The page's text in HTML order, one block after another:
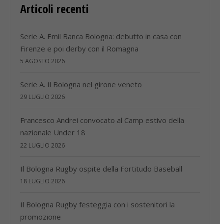
Articoli recenti
Serie A. Emil Banca Bologna: debutto in casa con
Firenze e poi derby con il Romagna
5 AGOSTO 2026
Serie A. Il Bologna nel girone veneto
29 LUGLIO 2026
Francesco Andrei convocato al Camp estivo della
nazionale Under 18
22 LUGLIO 2026
Il Bologna Rugby ospite della Fortitudo Baseball
18 LUGLIO 2026
Il Bologna Rugby festeggia con i sostenitori la
promozione